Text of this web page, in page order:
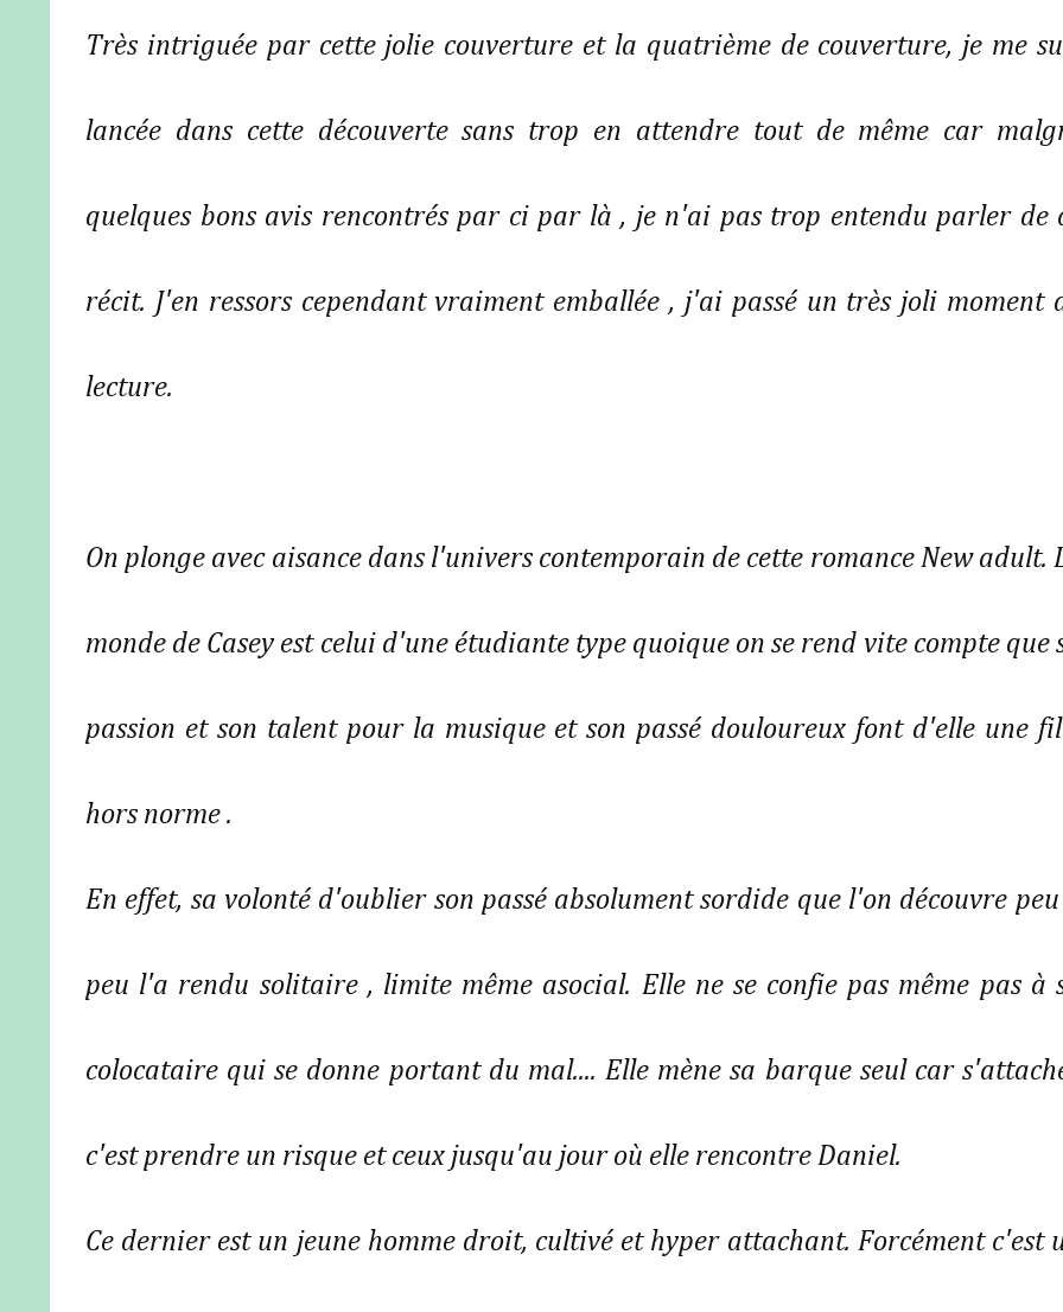
Très intriguée par cette jolie couverture et la quatrième de couverture, je me
lancée dans cette découverte sans trop en attendre tout de même car
quelques bons avis rencontrés par ci par là , je n'ai pas trop entendu parler de
récit. J'en ressors cependant vraiment emballée , j'ai passé un très joli moment
lecture.
On plonge avec aisance dans l'univers contemporain de cette romance New adult.
monde de Casey est celui d'une étudiante type quoique on se rend vite compte que
passion et son talent pour la musique et son passé douloureux font d'elle une
hors norme .
En effet, sa volonté d'oublier son passé absolument sordide que l'on découvre
peu l'a rendu solitaire , limite même asocial. Elle ne se confie pas même pas à
colocataire qui se donne portant du mal.... Elle mène sa barque seul car
c'est prendre un risque et ceux jusqu'au jour où elle rencontre Daniel.
Ce dernier est un jeune homme droit, cultivé et hyper attachant. Forcément c'est